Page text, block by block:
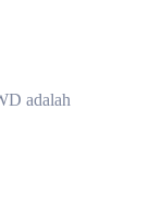
adalah